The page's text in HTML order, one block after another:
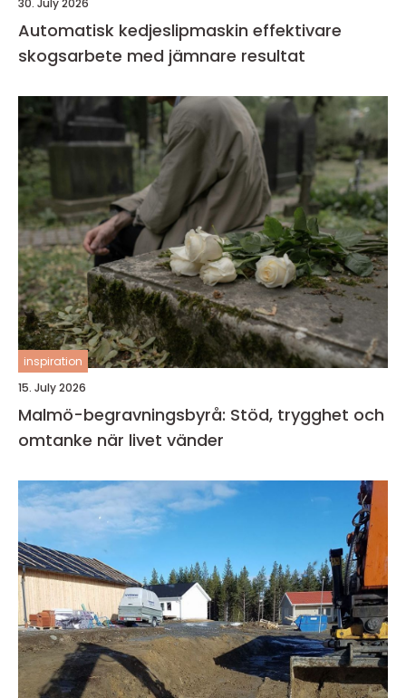
30. July 2026
Automatisk kedjeslipmaskin effektivare
skogsarbete med jämnare resultat
inspiration
15. July 2026
Malmö-begravningsbyrå: Stöd, trygghet och
omtanke när livet vänder